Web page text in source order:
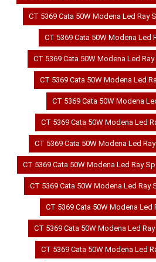
CT 5369 Cata 50W Modena Led Ray
CT 5369 Cata 50W Modena Led
CT 5369 Cata 50W Modena Led
CT 5369 Cata 50W Modena Led
CT 5369 Cata 50W Modena
CT 5369 Cata 50W Modena Led
CT 5369 Cata 50W Modena Led
CT 5369 Cata 50W Modena Led Ray
CT 5369 Cata 50W Modena Led Ray
CT 5369 Cata 50W Modena Led
CT 5369 Cata 50W Modena Led
CT 5369 Cata 50W Modena Led